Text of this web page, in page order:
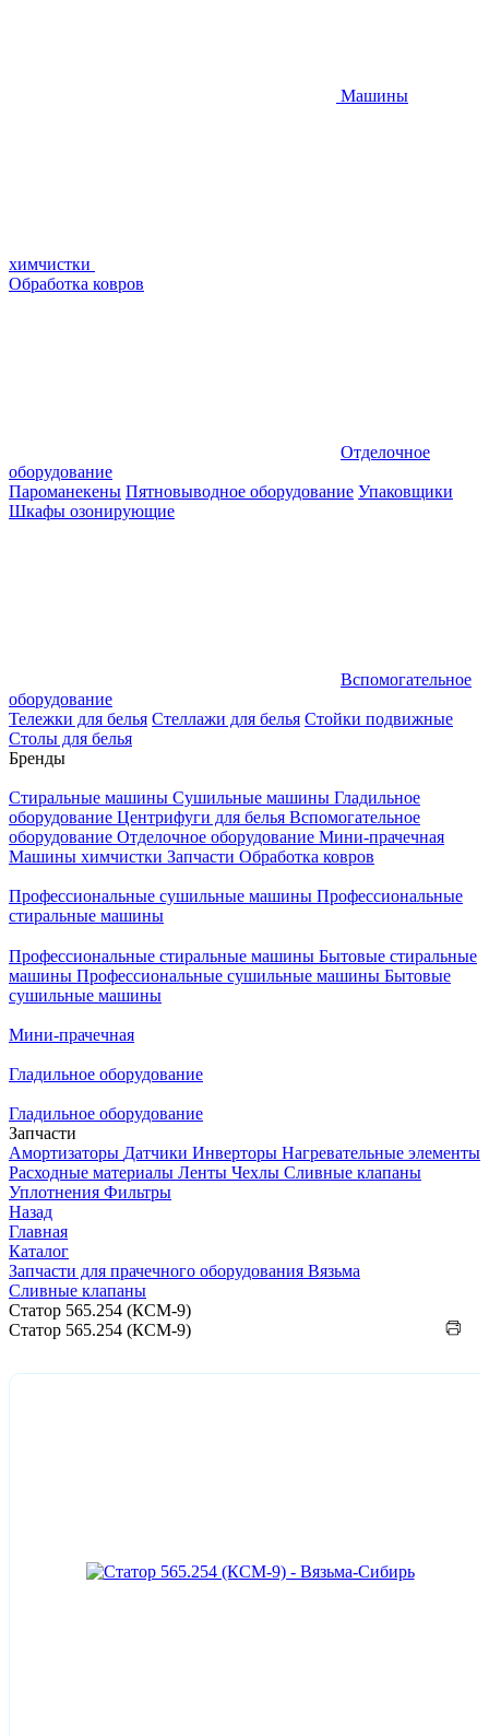
Машины
химчистки
Обработка ковров
Отделочное
оборудование
Пароманекены Пятновыводное оборудование Упаковщики
Шкафы озонирующие
Вспомогательное
оборудование
Тележки для белья Стеллажи для белья Стойки подвижные
Столы для белья
Бренды
Стиральные машины Сушильные машины Гладильное
оборудование Центрифуги для белья Вспомогательное
оборудование Отделочное оборудование Мини-прачечная
Машины химчистки Запчасти Обработка ковров
Профессиональные сушильные машины Профессиональные
стиральные машины
Профессиональные стиральные машины Бытовые стиральные
машины Профессиональные сушильные машины Бытовые
сушильные машины
Мини-прачечная
Гладильное оборудование
Гладильное оборудование
Запчасти
Амортизаторы Датчики Инверторы Нагревательные элементы
Расходные материалы Ленты Чехлы Сливные клапаны
Уплотнения Фильтры
Назад
Главная
Каталог
Запчасти для прачечного оборудования Вязьма
Сливные клапаны
Статор 565.254 (КСМ-9)
Статор 565.254 (КСМ-9)